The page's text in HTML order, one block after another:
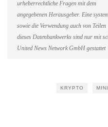
urheberrechtliche Fragen mit dem
angegebenen Herausgeber. Eine
sowie die Verwendung auch von Teilen
dieses Datenbankwerks sind nur mit
United News Network GmbH gestattet
KRYPTO